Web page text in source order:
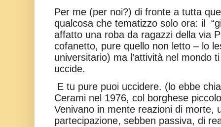
Per me (per noi?) di fronte a tutta
qualcosa che tematizzo solo ora: il
affatto una roba da ragazzi della via
cofanetto, pure quello non letto – lo
universitario) ma l’attività nel mondo
uccide.
E tu pure puoi uccidere. (lo ebbe
Cerami nel 1976, col borghese
Venivano in mente reazioni di morte,
partecipazione, sebben passiva, di